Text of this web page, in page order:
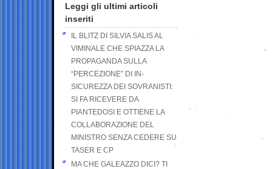
Leggi gli ultimi articoli
inseriti
IL BLITZ DI SILVIA SALIS AL
VIMINALE CHE SPIAZZA LA
PROPAGANDA SULLA
“PERCEZIONE” DI IN-
SICUREZZA DEI SOVRANISTI:
SI FA RICEVERE DA
PIANTEDOSI E OTTIENE LA
COLLABORAZIONE DEL
MINISTRO SENZA CEDERE SU
TASER E CP
MA CHE GALEAZZO DICI? TI